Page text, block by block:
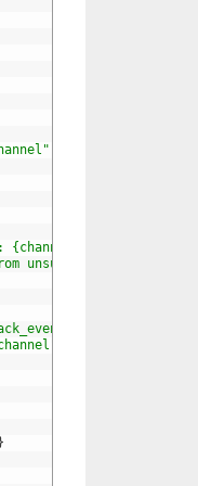
unsupported channel